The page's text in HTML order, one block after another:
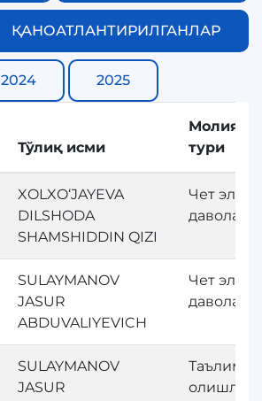
ҚАНОАТЛАНТИРИЛГАНЛАР
2024 2025
Тўлиқ исми
тури
XOLXO‘JAYEVA
DILSHODA
SHAMSHIDDIN QIZI
Чет элда
SULAYMANOV
JASUR
ABDUVALIYEVICH
Чет элда
SULAYMANOV
JASUR
Таълим